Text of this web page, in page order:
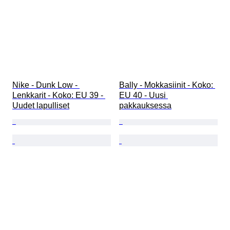
Nike - Dunk Low -
Lenkkarit - Koko: EU 39 -
Uudet lapulliset
Bally - Mokkasiinit - Koko:
EU 40 - Uusi
pakkauksessa